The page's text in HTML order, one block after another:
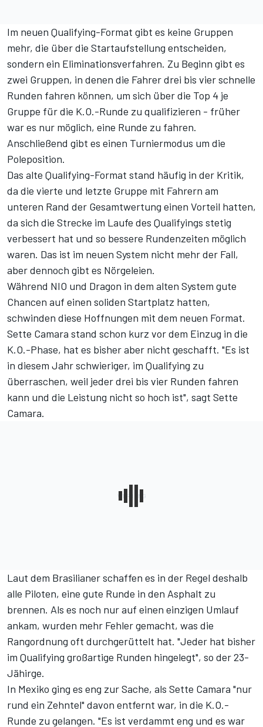
Im neuen Qualifying-Format gibt es keine Gruppen
mehr, die über die Startaufstellung entscheiden,
sondern ein Eliminationsverfahren. Zu Beginn gibt es
zwei Gruppen, in denen die Fahrer drei bis vier schnelle
Runden fahren können, um sich über die Top 4 je
Gruppe für die K.O.-Runde zu qualifizieren - früher
war es nur möglich, eine Runde zu fahren.
Anschließend gibt es einen Turniermodus um die
Poleposition.
Das alte Qualifying-Format stand häufig in der Kritik,
da die vierte und letzte Gruppe mit Fahrern am
unteren Rand der Gesamtwertung einen Vorteil hatten,
da sich die Strecke im Laufe des Qualifyings stetig
verbessert hat und so bessere Rundenzeiten möglich
waren. Das ist im neuen System nicht mehr der Fall,
aber dennoch gibt es Nörgeleien.
Während NIO und Dragon in dem alten System gute
Chancen auf einen soliden Startplatz hatten,
schwinden diese Hoffnungen mit dem neuen Format.
Sette Camara stand schon kurz vor dem Einzug in die
K.O.-Phase, hat es bisher aber nicht geschafft. "Es ist
in diesem Jahr schwieriger, im Qualifying zu
überraschen, weil jeder drei bis vier Runden fahren
kann und die Leistung nicht so hoch ist", sagt Sette
Camara.
Laut dem Brasilianer schaffen es in der Regel deshalb
alle Piloten, eine gute Runde in den Asphalt zu
brennen. Als es noch nur auf einen einzigen Umlauf
ankam, wurden mehr Fehler gemacht, was die
Rangordnung oft durchgerüttelt hat. "Jeder hat bisher
im Qualifying großartige Runden hingelegt", so der 23-
Jähirge.
In Mexiko ging es eng zur Sache, als Sette Camara "nur
rund ein Zehntel" davon entfernt war, in die K.O.-
Runde zu gelangen. "Es ist verdammt eng und es war